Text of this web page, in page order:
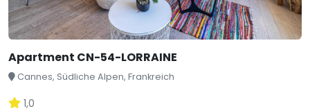
Apartment CN-54-LORRAINE
Cannes, Südliche Alpen, Frankreich
1,0